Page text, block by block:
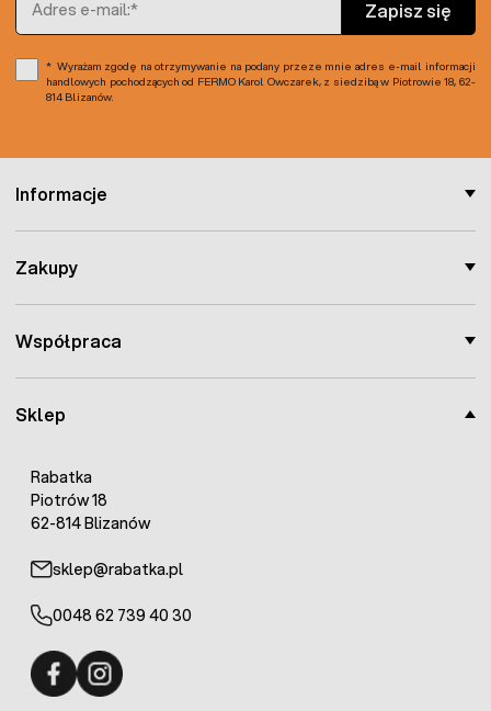
długie lata, zapewniając efektywne wykonywanie prac
ogrodniczych, czy budowlanych.
Sklep
Rabatka
Piotrów 18
62-814 Blizanów
sklep@rabatka.pl
0048 62 739 40 30
Informacje
Zakupy
Współpraca
Zapisz się
Wyrażam zgodę na otrzymywanie na podany przeze mnie adres e-mail informacji
handlowych pochodzących od FERMO Karol Owczarek, z siedzibą w Piotrowie 18, 62-
814 Blizanów.